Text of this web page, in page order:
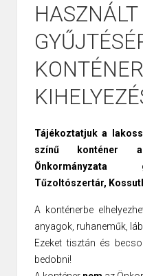
KONTÉNER
Tájékoztatjuk a
színű konténer a
Önkormányzata
Tűzoltószertár,
A konténerbe
anyagok, ruhaneműk,
Ezeket tisztán és
bedobni!